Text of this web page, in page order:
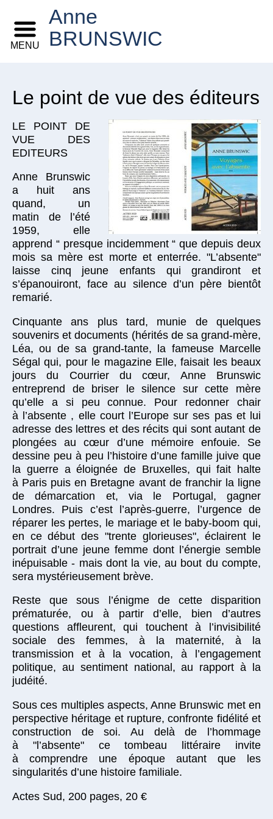
Anne
BRUNSWIC
MENU
Le point de vue des éditeurs
LE POINT DE
VUE DES
EDITEURS
Anne Brunswic
a huit ans
quand, un
matin de l’été
1959, elle
apprend “ presque incidemment “ que depuis deux
mois sa mère est morte et enterrée. "L’absente"
laisse cinq jeune enfants qui grandiront et
s’épanouiront, face au silence d’un père bientôt
remarié.
Cinquante ans plus tard, munie de quelques
souvenirs et documents (hérités de sa grand-mère,
Léa, ou de sa grand-tante, la fameuse Marcelle
Ségal qui, pour le magazine Elle, faisait les beaux
jours du Courrier du cœur, Anne Brunswic
entreprend de briser le silence sur cette mère
qu’elle a si peu connue. Pour redonner chair
à l’absente , elle court l’Europe sur ses pas et lui
adresse des lettres et des récits qui sont autant de
plongées au cœur d’une mémoire enfouie. Se
dessine peu à peu l’histoire d’une famille juive que
la guerre a éloignée de Bruxelles, qui fait halte
à Paris puis en Bretagne avant de franchir la ligne
de démarcation et, via le Portugal, gagner
Londres. Puis c’est l’après-guerre, l’urgence de
réparer les pertes, le mariage et le baby-boom qui,
en ce début des "trente glorieuses", éclairent le
portrait d’une jeune femme dont l’énergie semble
inépuisable - mais dont la vie, au bout du compte,
sera mystérieusement brève.
Reste que sous l’énigme de cette disparition
prématurée, ou à partir d’elle, bien d’autres
questions affleurent, qui touchent à l’invisibilité
sociale des femmes, à la maternité, à la
transmission et à la vocation, à l’engagement
politique, au sentiment national, au rapport à la
judéité.
Sous ces multiples aspects, Anne Brunswic met en
perspective héritage et rupture, confronte fidélité et
construction de soi. Au delà de l’hommage
à "l’absente" ce tombeau littéraire invite
à comprendre une époque autant que les
singularités d’une histoire familiale.
Actes Sud, 200 pages, 20 €